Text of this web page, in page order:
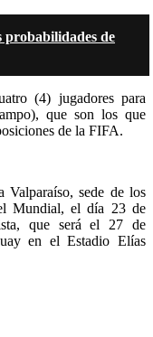
probabilidades de
(4) jugadores para
que son los que
de la FIFA.
Valparaíso, sede de los
Mundial, el día 23 de
que será el 27 de
en el Estadio Elías